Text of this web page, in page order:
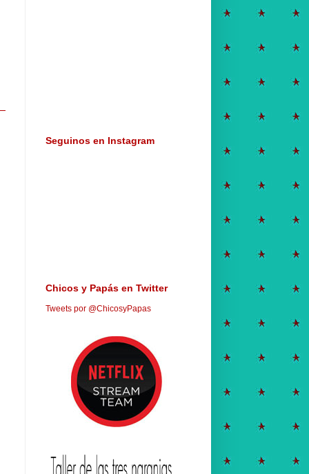
Seguinos en Instagram
Chicos y Papás en Twitter
Tweets por @ChicosyPapas